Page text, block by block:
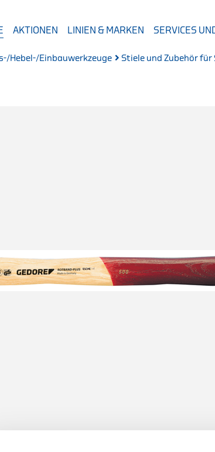
AKTIONEN LINIEN & MARKEN SERVICES
Hebel-/Einbauwerkzeuge Stiele und Zubehör für